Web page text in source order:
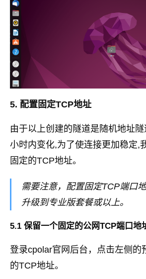
5. 配置固定TCP地址
由于以上创建的隧道是随机地址
小时内变化,为了使连接更加稳定,
固定的TCP地址。
需要注意，配置固定TCP端口
升级到专业版套餐或以上。
5.1 保留一个固定的公网TCP端口地
登录cpolar官网后台，点击左侧的
的TCP地址。